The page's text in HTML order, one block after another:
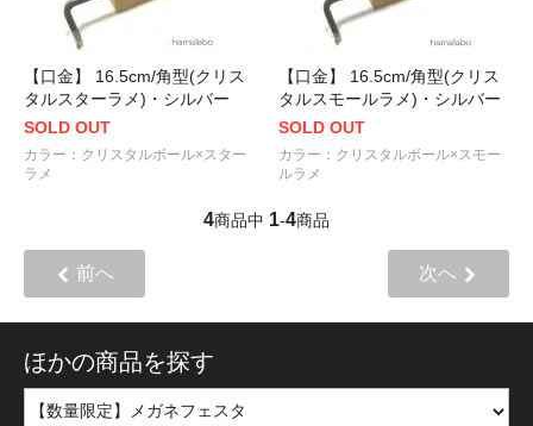
【口金】 16.5cm/角型(クリス
タルスターラメ)・シルバー
SOLD OUT
カラー：クリスタルボール×スター
ラメ
【口金】 16.5cm/角型(クリス
タルスモールラメ)・シルバー
SOLD OUT
カラー：クリスタルボール×スモー
ルラメ
4商品中 1-4商品
前へ 次へ
ほかの商品を探す